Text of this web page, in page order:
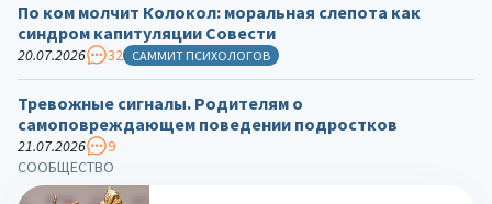
СООБЩЕСТВО
По ком молчит Колокол: моральная слепота как
синдром капитуляции Совести
20.07.2026 32 САММИТ ПСИХОЛОГОВ
Тревожные сигналы. Родителям о
самоповреждающем поведении подростков
21.07.2026 9